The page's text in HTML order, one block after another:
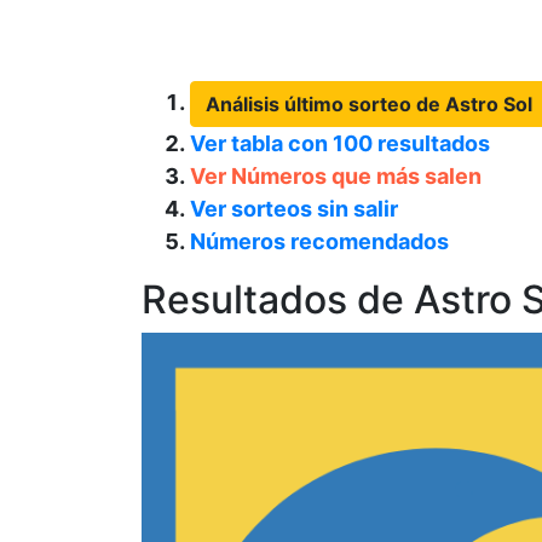
Análisis último sorteo de Astro Sol
Ver tabla con 100 resultados
Ver Números que más salen
Ver sorteos sin salir
Números recomendados
Resultados de Astro